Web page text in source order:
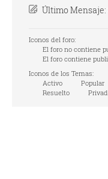
Último Mensaje:
Iconos del foro:
El foro no contiene
El foro contiene
Iconos de los Temas:
Activo
Popular
Resuelto